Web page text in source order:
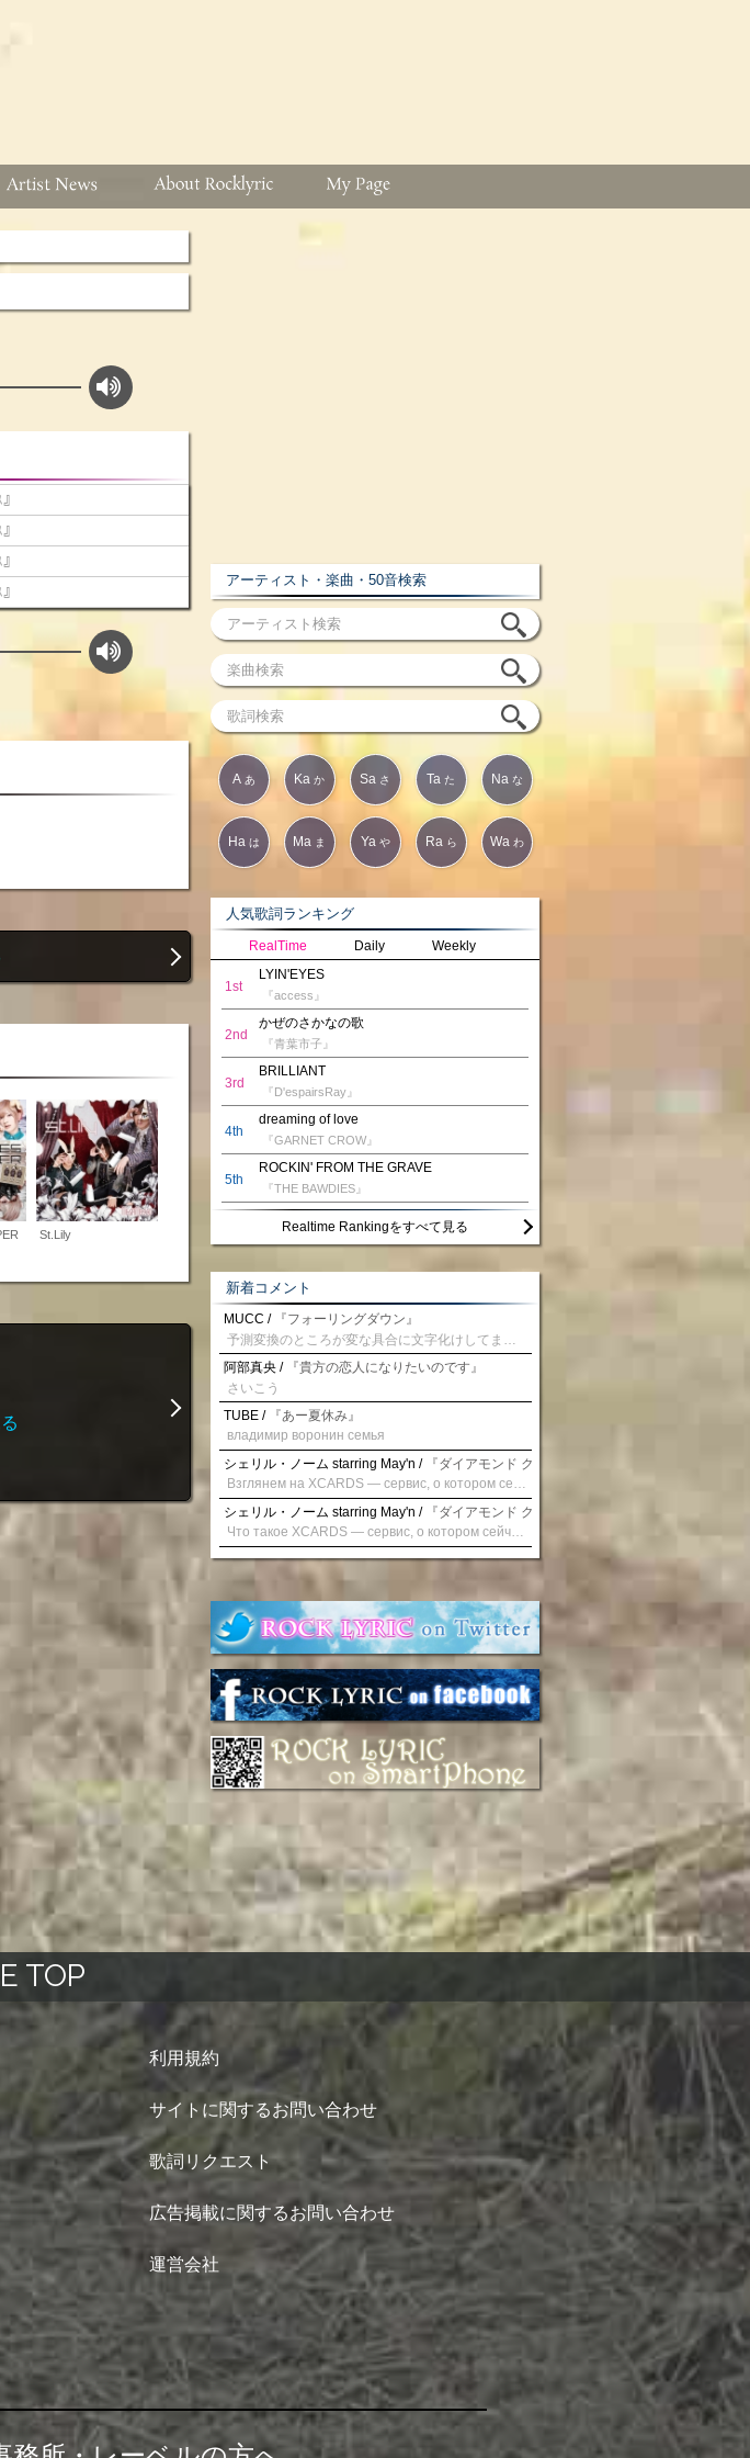
St.Lily
アーティスト・楽曲・50音検索
A あ Ka か Sa さ Ta た Na な
Ha は Ma ま Ya や Ra ら Wa わ
人気歌詞ランキング
RealTime Daily Weekly
1st
LYIN'EYES
『access』
2nd
かぜのさかなの歌
『青葉市子』
3rd
BRILLIANT
『D'espairsRay』
4th
dreaming of love
『GARNET CROW』
5th
ROCKIN' FROM THE GRAVE
『THE BAWDIES』
Realtime Rankingをすべて見る
新着コメント
MUCC / 『フォーリングダウン』
阿部真央 / 『貴方の恋人になりたいのです』
さいこう
TUBE / 『あー夏休み』
владимир воронин семья
シェリル・ノーム starring May'n / 『ダイアモンド クレバス/射手座☆午後九時 Don't be
シェリル・ノーム starring May'n / 『ダイアモンド クレバス/射手座☆午後九時 Don't be
Что такое XCARDS — сервис, о котором сейчас говорят. Буквально на днях заметил о интересный бренд XCARDS, он помогает создавать онлайн карты чтобы управлять бюджетами. Ключевые преимущества: Выпуск занимает всего считанные минуты. Платформа даёт возможность оформить множество карт для разных целей. Есть поддержка в любое время суток включая персонального менеджера. Есть контроль без задержек — транзакции, уведомления, аналитика — всё под рукой. Возможные нюансы: Регистрация: европейская юрисдикция — желательно убедиться, что сервис можно использовать без нарушений. Финансовые условия: возможно, есть скрытые комиссии, поэтому лучше внимательно прочитать договор. Отзывы пользователей: по отзывам поддержка работает быстро. Надёжность системы: внедрены базовые меры безопасности, но всё равно советую не хранить большие суммы на карте. Вывод: В целом платформа кажется отличным помощником для маркетологов. Платформа сочетает скорость, удобство и гибкость. Как вы думаете? Пользовались ли вы XCARDS? Поделитесь опытом — будет интересно сравнить. Виртуальные карты для бизнеса
TOP
利用規約
サイトに関するお問い合わせ
歌詞リクエスト
広告掲載に関するお問い合わせ
運営会社